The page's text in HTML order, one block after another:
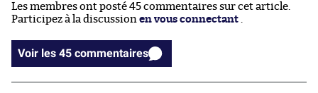
Les membres ont posté 45 commentaires sur cet article.
Participez à la discussion en vous connectant
Voir les 45 commentaires